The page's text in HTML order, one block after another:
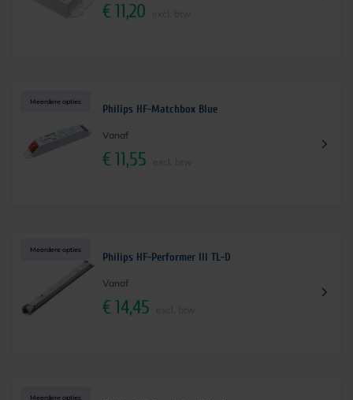
€11,20
Meerdere opties
Philips HF-Matchbox Blue
Vanaf
€11,55
Meerdere opties
Philips HF-Performer III TL-D
Vanaf
€14,45
Meerdere opties